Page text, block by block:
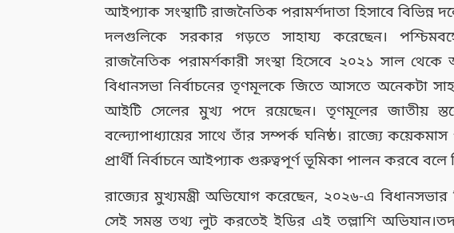
আইপ্যাক সংস্থাটি রাজনৈতিক পরামর্শদাতা হিসাবে
দলগুলিকে সরকার গড়তে সাহায্য করেছেন।
রাজনৈতিক পরামর্শকারী সংস্থা হিসেবে ২০২১ সাল
বিধানসভা নির্বাচনের তৃণমূলকে জিতে আসতে অনেকটা
আইটি সেলের মুখ্য পদে রয়েছেন। তৃণমূলের জাতীয়
বন্দ্যোপাধ্যায়ের সাথে তাঁর সম্পর্ক ঘনিষ্ঠ। রাজ্যে
প্রার্থী নির্বাচনে আইপ্যাক গুরুত্বপূর্ণ ভূমিকা পালন করবে বলে
রাজ্যের মুখ্যমন্ত্রী অভিযোগ করেছেন, ২০২৬-এ
সেই সমস্ত তথ্য লুট করতেই ইডির এই তল্লাশি